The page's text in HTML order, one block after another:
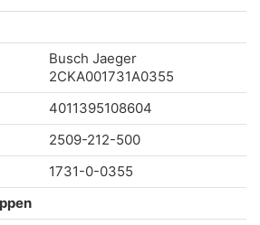
Busch Jaeger
2CKA001731A0355
4011395108604
2509-212-500
1731-0-0355